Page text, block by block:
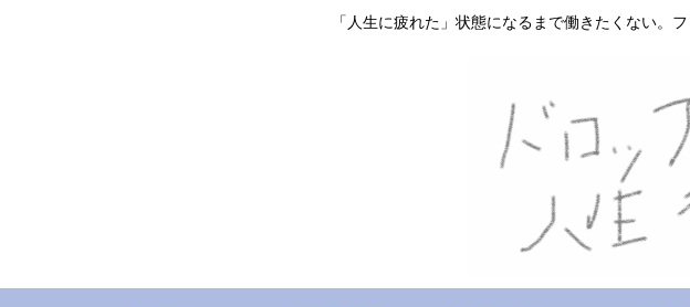
「人生に疲れた」状態になるまで働きたくない。